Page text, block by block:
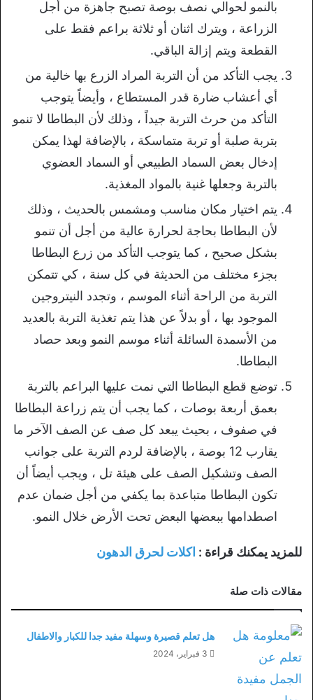
بالنمو لحوالي نصف بوصة تصبح جاهزة من أجل
الزراعة ، ويترك اثنان أو ثلاثة براعم فقط على
القطعة ويتم إزالة الباقي.
يجب التأكد من أن التربة المراد الزرع بها خالية من
أي أعشاب ضارة قدر المستطاع ، وأيضاً يتوجب
التأكد من حرث التربة جيداً ، وذلك لأن البطاطا لا تنمو
بتربة صلبة أو تربة متماسكة ، بالإضافة لهذا يمكن
إدخال بعض السماد الطبيعي أو السماد العضوي
بالتربة وجعلها غنية بالمواد المغذية.
يتم اختيار مكان مناسب ومشمس بالحديث ، وذلك
لأن البطاطا بحاجة لحرارة عالية من أجل أن تنمو
بشكل صحيح ، كما يتوجب التأكد من زرع البطاطا
بجزء مختلف من الحديثة في كل سنة ، كي تتمكن
التربة من الراحة أثناء الموسم ، وتجدد النيتروجين
الموجود بها ، أو بدلاً عن هذا يتم تغذية التربة بالعديد
من الأسمدة السائلة أثناء موسم النمو وبعد حصاد
البطاطا.
توضع قطع البطاطا التي نمت عليها البراعم بالتربة
بعمق أربعة بوصات ، كما يجب أن يتم زراعة البطاطا
في صفوف ، بحيث يبعد كل صف عن الصف الآخر ما
يقارب 12 بوصة ، بالإضافة لردم التربة على جوانب
الصف وتشكيل الصف على هيئة تل ، ويجب أيضاً أن
تكون البطاطا متباعدة بما يكفي من أجل ضمان عدم
اصطدامها ببعضها البعض تحت الأرض خلال النمو.
للمزيد يمكنك قراءة : اكلات لحرق الدهون
مقالات ذات صلة
هل تعلم قصيرة وسهلة مفيد جدا للكبار والاطفال
3 فبراير، 2024